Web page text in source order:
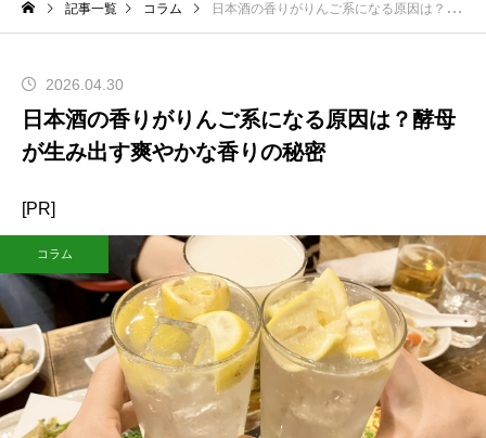
記事一覧 コラム 日本酒の香りがりんご系になる原因は？酵母が生み出す爽やかな香りの秘密
2026.04.30
日本酒の香りがりんご系になる原因は？酵母
が生み出す爽やかな香りの秘密
[PR]
コラム